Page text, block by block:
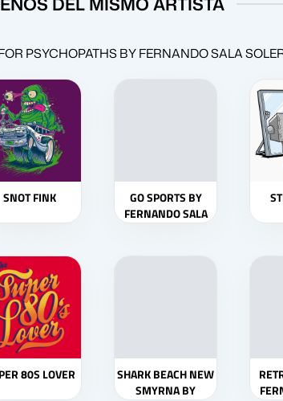
PSYCHOPATHS BY FERNANDO SALA
SNOT FINK
GO SPORTS BY
FERNANDO SALA
80S LOVER
SHARK BEACH NEW
SMYRNA BY